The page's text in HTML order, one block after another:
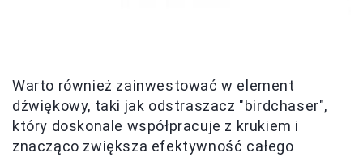
Warto również zainwestować w element
dźwiękowy, taki jak odstraszacz "birdchaser",
który doskonale współpracuje z krukiem i
znacząco zwiększa efektywność całego